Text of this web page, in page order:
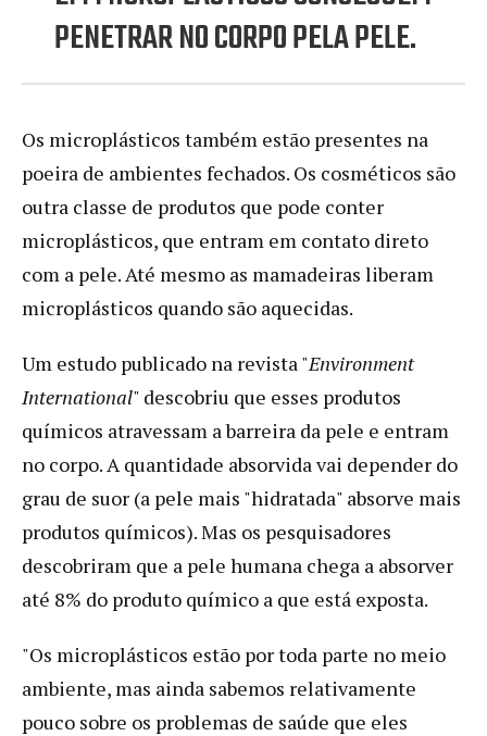
PENETRAR NO CORPO PELA PELE.
Os microplásticos também estão presentes na
poeira de ambientes fechados. Os cosméticos são
outra classe de produtos que pode conter
microplásticos, que entram em contato direto
com a pele. Até mesmo as mamadeiras liberam
microplásticos quando são aquecidas.
Um estudo publicado na revista "Environment
International" descobriu que esses produtos
químicos atravessam a barreira da pele e entram
no corpo. A quantidade absorvida vai depender do
grau de suor (a pele mais "hidratada" absorve mais
produtos químicos). Mas os pesquisadores
descobriram que a pele humana chega a absorver
até 8% do produto químico a que está exposta.
"Os microplásticos estão por toda parte no meio
ambiente, mas ainda sabemos relativamente
pouco sobre os problemas de saúde que eles